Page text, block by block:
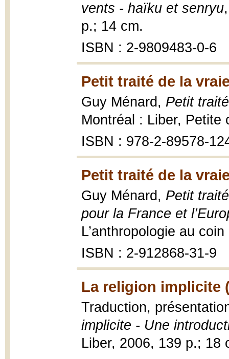
vents - haïku et senryu
p.; 14 cm.
ISBN : 2-9809483-0-6
Petit traité de la
Guy Ménard, Petit
Montréal : Liber, Petite
ISBN : 978-2-89578-
Petit traité de la
Guy Ménard, Petit
pour la France et
L’anthropologie au
ISBN : 2-912868-31-9
La religion implicite
Traduction,
implicite - Une
Liber, 2006, 139 p.; 18